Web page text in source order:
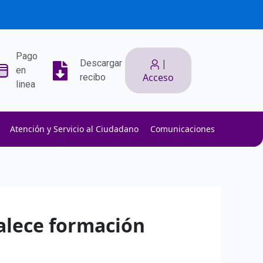
Pago
en
linea
Descargar
recibo
|
Acceso
Atención y Servicio al Ciudadano Comunicaciones
formación